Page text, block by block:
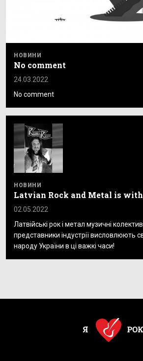
НОВИНИ
No comment
24.03.2022
No comment
НОВИНИ
Latvian Rock and Metal is
02.05.2022
Латвійські рок і метал музичні
представники індустрії висловлюють
народу України в ці важкі часи!